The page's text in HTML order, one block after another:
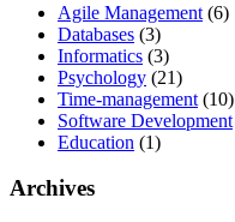
Agile Management (6)
Databases (3)
Informatics (3)
Psychology (21)
Time-management (10)
Software Development
Education (1)
Archives